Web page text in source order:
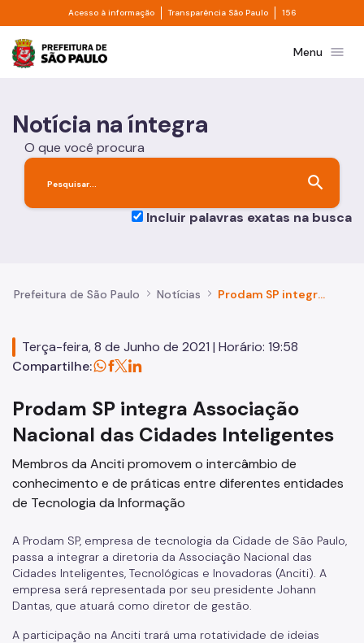
Pular para o Conteúdo principal
Acesso à informação Divisor de acesso à informação
Transparência São Paulo Divisor de
156
Prefeitura de São PauloMenu menu
Notícia na íntegra
O que você procura
search
Incluir palavras exatas na busca
Prefeitura de São Paulo Notícias Prodam SP integra Associação Nacional das Cidades Inteligentes
Terça-feira, 8 de Junho de 2021 | Horário: 19:58
Compartilhe:
Prodam SP integra Associação
Nacional das Cidades Inteligentes
Membros da Anciti promovem o intercâmbio de
conhecimento e de práticas entre diferentes entidades
de Tecnologia da Informação
A Prodam SP, empresa de tecnologia da Cidade de São Paulo,
passa a integrar a diretoria da Associação Nacional das
Cidades Inteligentes, Tecnológicas e Inovadoras (Anciti). A
empresa será representada por seu presidente Johann
Dantas, que atuará como diretor de gestão.
A participação na Anciti trará uma rotatividade de ideias